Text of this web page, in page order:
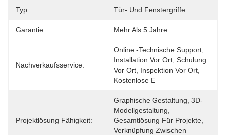
Typ: Tür- Und Fenstergriffe
Garantie: Mehr Als 5 Jahre
Nachverkaufsservice:
Online -technische Support,
Installation Vor Ort, Schulung
Vor Ort, Inspektion Vor Ort,
Kostenlose E
Projektlösung Fähigkeit:
Graphische Gestaltung, 3D-
Modellgestaltung,
Gesamtlösung Für Projekte,
Verknüpfung Zwischen